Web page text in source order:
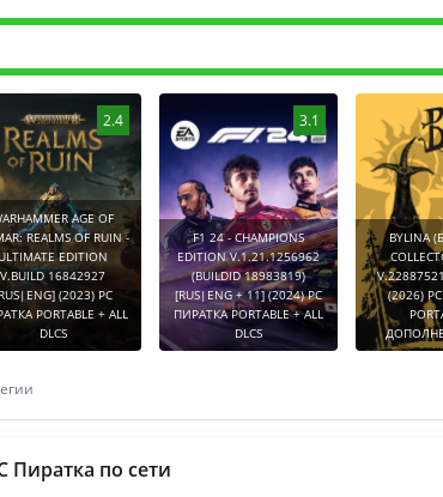
2.4
AGE OF
REALMS OF RUIN -
EDITION
V.BUILD 16842927
(2023) PC
PORTABLE + ALL
DLCS
3.1
F1 24 - CHAMPIONS
EDITION V.1.21.1256962
(BUILDID 18983819)
[RUS|ENG + 11] (2024) PC
ПИРАТКА PORTABLE + ALL
DLCS
BYLINA
(2026)
Пиратка по сети